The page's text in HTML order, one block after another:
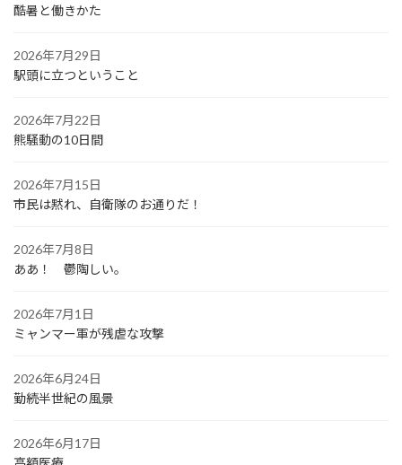
酷暑と働きかた
2026年7月29日
駅頭に立つということ
2026年7月22日
熊騒動の10日間
2026年7月15日
市民は黙れ、自衛隊のお通りだ！
2026年7月8日
ああ！ 鬱陶しい。
2026年7月1日
ミャンマー軍が残虐な攻撃
2026年6月24日
勤続半世紀の風景
2026年6月17日